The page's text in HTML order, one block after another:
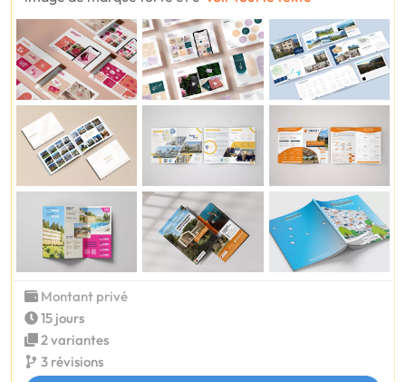
Montant privé
15 jours
2 variantes
3 révisions